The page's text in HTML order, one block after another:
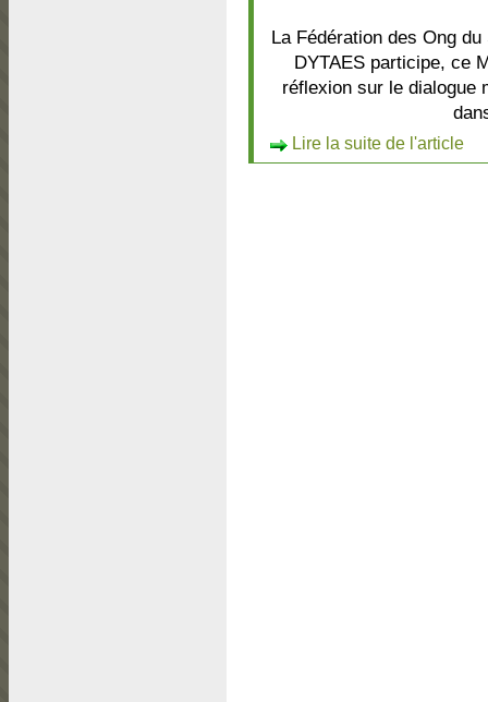
La Fédération des Ong
DYTAES participe, ce
réflexion sur le dialogue
Lire la suite de l'article